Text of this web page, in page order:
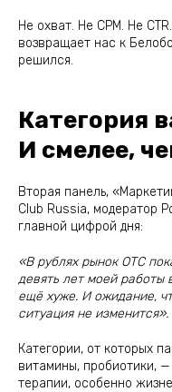
Не охват. Не CPM. Не
возвращает нас к
решился.
Категория
И смелее,
Вторая панель,
Club Russia, модератор
главной цифрой дня:
«В рублях рынок ОТС
девять лет моей работы
ещё хуже. И ожидание,
ситуация не изменится».
Категории, от которых
витамины, пробиотики,
терапии, особенно